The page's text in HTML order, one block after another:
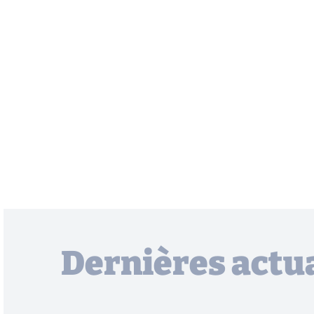
Dernières